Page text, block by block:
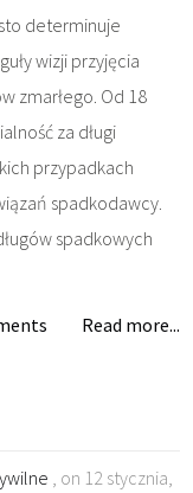
determinuje
wizji przyjęcia
zmarłego. Od 18
za długi
przypadkach
spadkodawcy.
spadkowych
Read more...
, on 12 stycznia,